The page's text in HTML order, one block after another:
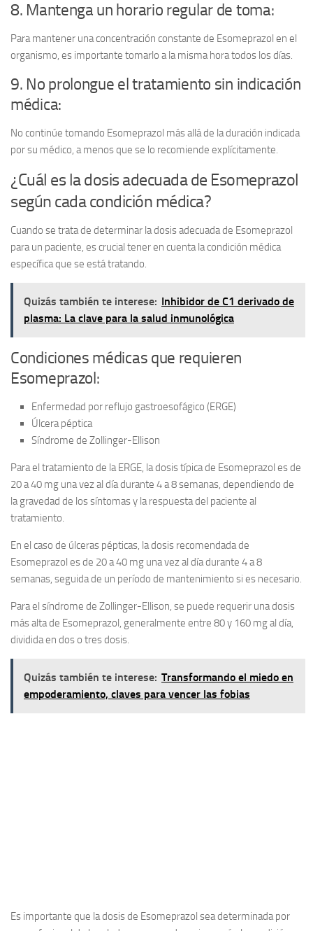
8. Mantenga un horario regular de toma:
Para mantener una concentración constante de Esomeprazol en el
organismo, es importante tomarlo a la misma hora todos los días.
9. No prolongue el tratamiento sin indicación
médica:
No continúe tomando Esomeprazol más allá de la duración indicada
por su médico, a menos que se lo recomiende explícitamente.
¿Cuál es la dosis adecuada de Esomeprazol
según cada condición médica?
Cuando se trata de determinar la dosis adecuada de Esomeprazol
para un paciente, es crucial tener en cuenta la condición médica
específica que se está tratando.
Quizás también te interese: Inhibidor de C1 derivado de
plasma: La clave para la salud inmunológica
Condiciones médicas que requieren
Esomeprazol:
Enfermedad por reflujo gastroesofágico (ERGE)
Úlcera péptica
Síndrome de Zollinger-Ellison
Para el tratamiento de la ERGE, la dosis típica de Esomeprazol es de
20 a 40 mg una vez al día durante 4 a 8 semanas, dependiendo de
la gravedad de los síntomas y la respuesta del paciente al
tratamiento.
En el caso de úlceras pépticas, la dosis recomendada de
Esomeprazol es de 20 a 40 mg una vez al día durante 4 a 8
semanas, seguida de un período de mantenimiento si es necesario.
Para el síndrome de Zollinger-Ellison, se puede requerir una dosis
más alta de Esomeprazol, generalmente entre 80 y 160 mg al día,
dividida en dos o tres dosis.
Quizás también te interese: Transformando el miedo en
empoderamiento, claves para vencer las fobias
Es importante que la dosis de Esomeprazol sea determinada por